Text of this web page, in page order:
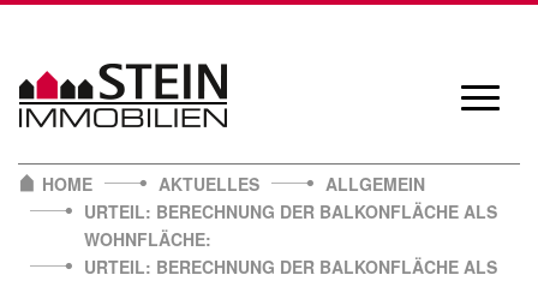
content
HOME
AKTUELLES
ALLGEMEIN
URTEIL: BERECHNUNG DER BALKONFLÄCHE ALS
WOHNFLÄCHE:
URTEIL: BERECHNUNG DER BALKONFLÄCHE ALS